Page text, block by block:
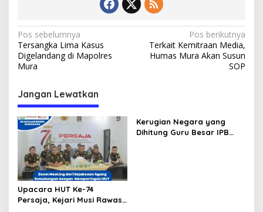
N
a
v
i
g
a
s
p
o
s
Pos sebelumnya
Tersangka Lima Kasus
Digelandang di Mapolres
Mura
Pos berikutnya
Terkait Kemitraan Media,
Humas Mura Akan Susun
SOP
Jangan Lewatkan
Upacara HUT Ke-74
Persaja, Kejari Musi Rawas
Kerugian Negara yang
Dihitung Guru Besar IPB